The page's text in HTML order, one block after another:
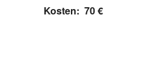
Kosten: 70€